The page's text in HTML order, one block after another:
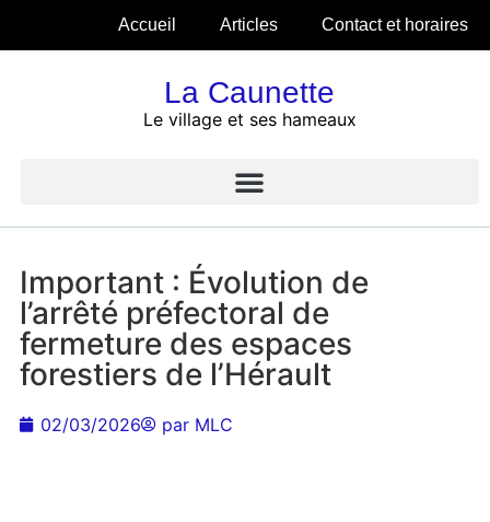
Accueil Articles Contact et horaires
La Caunette
Le village et ses hameaux
Important : Évolution de
l’arrêté préfectoral de
fermeture des espaces
forestiers de l’Hérault
02/03/2026 parMLC